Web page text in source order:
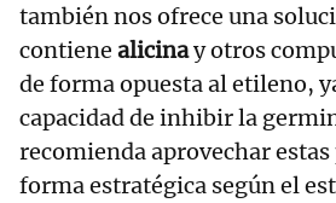
también nos ofrece una
contiene alicinay otros
de forma opuesta al etileno,
capacidad de inhibir la
recomienda aprovechar
forma estratégica según el